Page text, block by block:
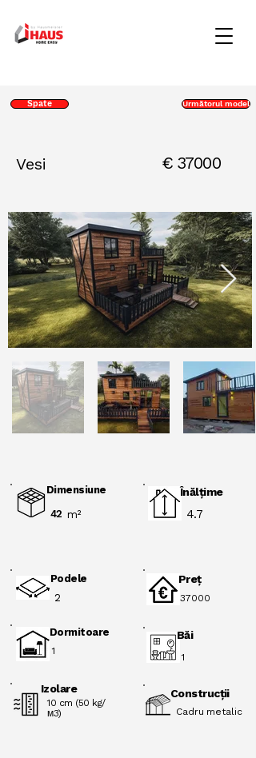
Spate Următorul model
Vesi € 37000
Dimensiune
42 m²
Înălţime
4.7
Podele
2
Dormitoare
1
Izolare
10 cm (50 kg/
м3)
Preţ
37000
Băi
1
Construcții
Cadru metalic